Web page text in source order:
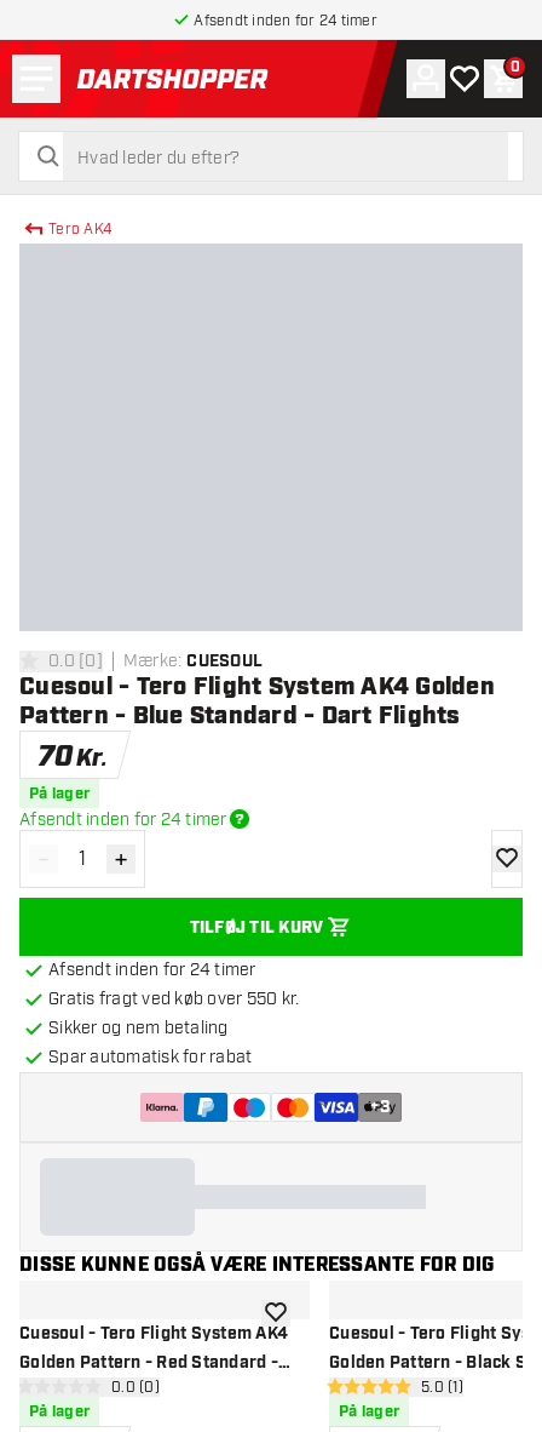
Afsendt inden for 24 timer
tilbage til forsiden
søg
søg
Konto
Min 0
Tero AK4
0 bedømmelsesstjerner
0.0 [0] Mærke: CUESOUL
Cuesoul - Tero Flight System AK4 Golden
Pattern - Blue Standard - Dart Flights
70Kr.
På lager
Afsendt inden for 24 timer
Reducér antal
- Øg antal
+
TILFØJ TIL KURV
Afsendt inden for 24 timer
Gratis fragt ved køb over 550 kr.
Sikker og nem betaling
Spar automatisk for rabat
+3
DISSE KUNNE OGSÅ VÆRE INTERESSANTE FOR DIG
Cuesoul - Tero Flight System AK4
Golden Pattern - Red Standard -
Dart Flightsåbn anmeldelsespanel
0 bedømmelsesstjerner
0.0 (0)
På lager
tilføje til ønskelisteCuesoul - Tero Flight
Golden Pattern - Black
Dart Flights
åbn
5 bedømmelsesstjerner
5.0 (1)
På lager